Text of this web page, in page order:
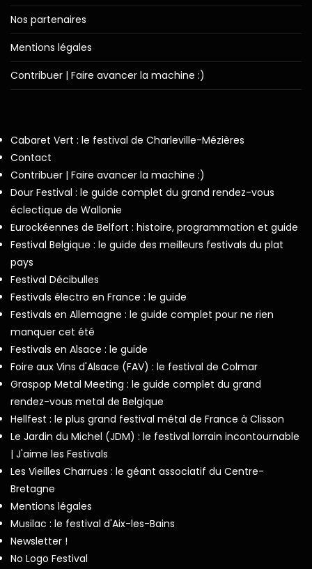
Nos partenaires
Mentions légales
Contribuer | Faire avancer la machine :)
Cabaret Vert : le festival de Charleville-Mézières
Contact
Contribuer | Faire avancer la machine :)
Dour Festival : le guide complet du grand rendez-vous
éclectique de Wallonie
Eurockéennes de Belfort : histoire, programmation et guide
Festival Belgique : le guide des meilleurs festivals du plat
pays
Festival Décibulles
Festivals électro en France : le guide
Festivals en Allemagne : le guide complet pour ne rien
manquer cet été
Festivals en Alsace : le guide
Foire aux Vins d'Alsace (FAV) : le festival de Colmar
Graspop Metal Meeting : le guide complet du grand
rendez-vous metal de Belgique
Hellfest : le plus grand festival métal de France à Clisson
Le Jardin du Michel (JDM) : le festival lorrain incontournable
| J'aime les Festivals
Les Vieilles Charrues : le géant associatif du Centre-
Bretagne
Mentions légales
Musilac : le festival d'Aix-les-Bains
Newsletter !
No Logo Festival